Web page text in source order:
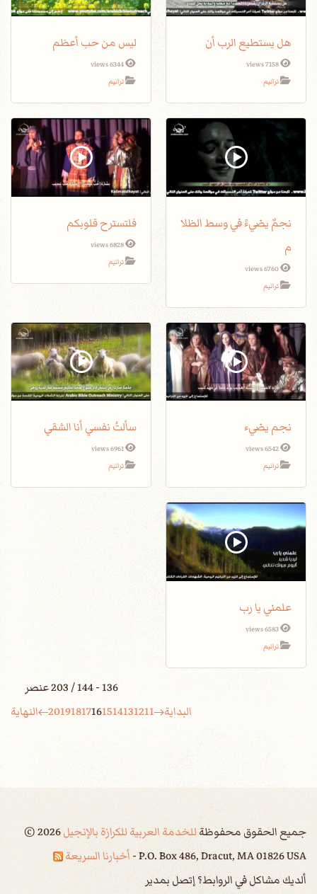
هل يستطيع الرب أن
7158 views
ترانيم
ليس من حب أعظم
6344 views
ترانيم
نجمٌ يضيءً في وسط الظلا
م
6760 views
ترانيم
فلتسترح قلوبكم
6828 views
ترانيم
نجم يضيء
6542 views
ترانيم
سألتُ نفسي أنا الشقي
6961 views
ترانيم
علمني يا رب
6583 views
ترانيم
136 - 144 / 203 عنصر
البداية
11
12
13
14
15
16
17
18
19
20 النهاية
جميع الحقوق محفوظةللخدمة العربية للكرازة بالإنجيل ©2026
P.O. Box 486, Dracut, MA 01826 USA - أخبارنا السريعة
ألديك مشاكل في الروابط؟ إتصل بمدير